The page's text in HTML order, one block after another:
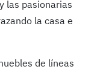
las pasionarias
la casa e
de líneas